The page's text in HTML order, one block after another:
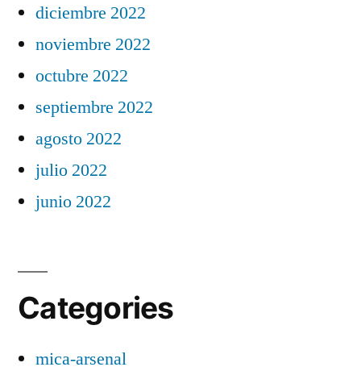
diciembre 2022
noviembre 2022
octubre 2022
septiembre 2022
agosto 2022
julio 2022
junio 2022
Categories
mica-arsenal